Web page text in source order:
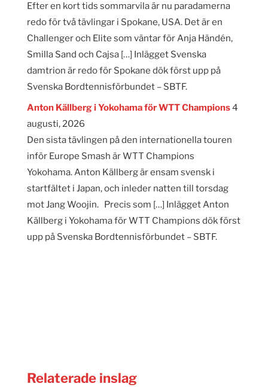
Efter en kort tids sommarvila är nu paradamerna
redo för två tävlingar i Spokane, USA. Det är en
Challenger och Elite som väntar för Anja Händén,
Smilla Sand och Cajsa […] Inlägget Svenska
damtrion är redo för Spokane dök först upp på
Svenska Bordtennisförbundet – SBTF.
Anton Källberg i Yokohama för WTT Champions4
augusti, 2026
Den sista tävlingen på den internationella touren
inför Europe Smash är WTT Champions
Yokohama. Anton Källberg är ensam svensk i
startfältet i Japan, och inleder natten till torsdag
mot Jang Woojin. Precis som […] Inlägget Anton
Källberg i Yokohama för WTT Champions dök först
upp på Svenska Bordtennisförbundet – SBTF.
Relaterade inslag